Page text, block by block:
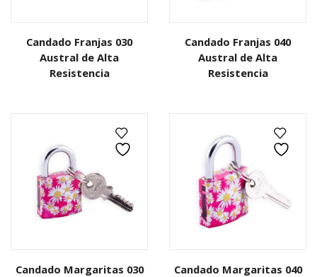
Candado Franjas 030
Austral de Alta
Resistencia
Candado Franjas 040
Austral de Alta
Resistencia
Candado Margaritas 030
Candado Margaritas 040